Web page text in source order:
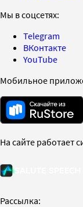
Мы в соцсетях:
Telegram
ВКонтакте
YouTube
Мобильное
На сайте работает
Рассылка: